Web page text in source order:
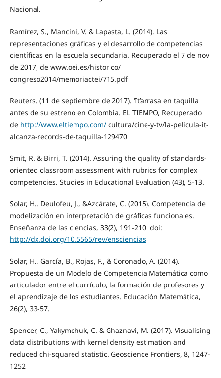
Nacional.
Ramírez, S., Mancini, V. & Lapasta, L. (2014). Las
representaciones gráficas y el desarrollo de competencias
científicas en la escuela secundaria. Recuperado el 7 de nov
de 2017, de www.oei.es/historico/
congreso2014/memoriactei/715.pdf
Reuters. (11 de septiembre de 2017). ‘It’arrasa en taquilla
antes de su estreno en Colombia. EL TIEMPO, Recuperado
de http://www.eltiempo.com/cultura/cine-y-tv/la-pelicula-it-
alcanza-records-de-taquilla-129470
Smit, R. & Birri, T. (2014). Assuring the quality of standards-
oriented classroom assessment with rubrics for complex
competencies. Studies in Educational Evaluation (43), 5-13.
Solar, H., Deulofeu, J., &Azcárate, C. (2015). Competencia de
modelización en interpretación de gráficas funcionales.
Enseñanza de las ciencias, 33(2), 191-210. doi:
http://dx.doi.org/10.5565/rev/ensciencias
Solar, H., García, B., Rojas, F., & Coronado, A. (2014).
Propuesta de un Modelo de Competencia Matemática como
articulador entre el currículo, la formación de profesores y
el aprendizaje de los estudiantes. Educación Matemática,
26(2), 33-57.
Spencer, C., Yakymchuk, C. & Ghaznavi, M. (2017). Visualising
data distributions with kernel density estimation and
reduced chi-squared statistic. Geoscience Frontiers, 8, 1247-
1252